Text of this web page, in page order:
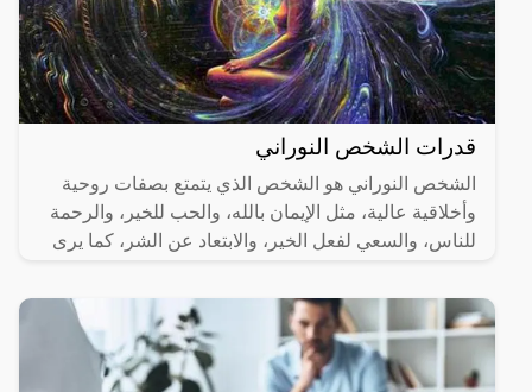
قدرات الشخص النوراني
الشخص النوراني هو الشخص الذي يتمتع بصفات روحية
وأخلاقية عالية، مثل الإيمان بالله، والحب للخير، والرحمة
للناس، والسعي لفعل الخير، والابتعاد عن الشر، كما يرى